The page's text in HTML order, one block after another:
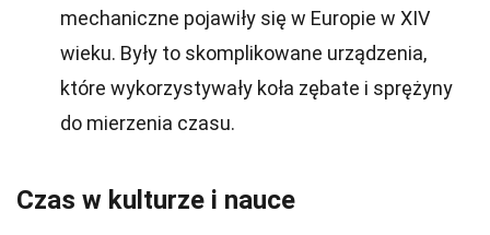
mechaniczne pojawiły się w Europie w XIV
wieku. Były to skomplikowane urządzenia,
które wykorzystywały koła zębate i sprężyny
do mierzenia czasu.
Czas w kulturze i nauce